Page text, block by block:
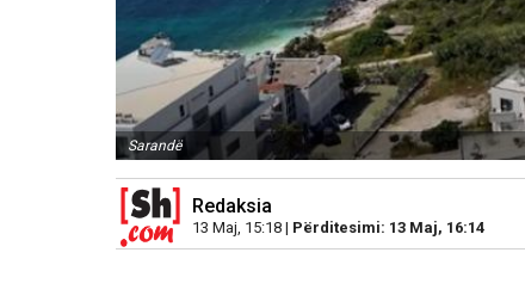
Sarandë
Redaksia
13 Maj, 15:18 | Përditesimi: 13 Maj, 16:14